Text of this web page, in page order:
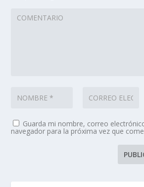
Guarda mi nombre, correo
navegador para la próxima vez que